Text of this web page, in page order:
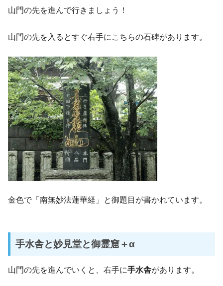
山門の先を進んで行きましょう！
山門の先を入るとすぐ右手にこちらの石碑があります。
金色で「南無妙法蓮華経」と御題目が書かれています。
手水舎と妙見堂と御霊窟＋α
山門の先を進んでいくと、右手に手水舎があります。